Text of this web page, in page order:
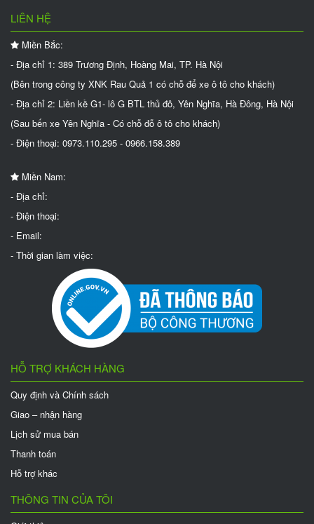
LIÊN HỆ
Miền Bắc:
- Địa chỉ 1: 389 Trương Định, Hoàng Mai, TP. Hà Nội
(Bên trong công ty XNK Rau Quả 1 có chỗ để xe ô tô cho khách)
- Địa chỉ 2: Liền kề G1- lô G BTL thủ đô, Yên Nghĩa, Hà Đông, Hà Nội
(Sau bến xe Yên Nghĩa - Có chỗ đỗ ô tô cho khách)
- Điện thoại: 0973.110.295 - 0966.158.389
Miền Nam:
- Địa chỉ:
- Điện thoại:
- Email:
- Thời gian làm việc:
HỖ TRỢ KHÁCH HÀNG
Quy định và Chính sách
Giao – nhận hàng
Lịch sử mua bán
Thanh toán
Hỗ trợ khác
THÔNG TIN CỦA TÔI